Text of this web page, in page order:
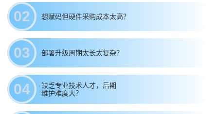
02 想赋码但硬件采购成本太高？
03 部署升级周期太长太复杂？
04
缺乏专业技术人才，后期
维护难度大？